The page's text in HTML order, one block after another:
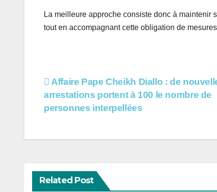
La meilleure approche consiste donc à maintenir
tout en accompagnant cette obligation de
Navigation
de
Affaire Pape Cheikh Diallo : de
arrestations portent à 100 le nombre de
personnes interpellées
Related Post